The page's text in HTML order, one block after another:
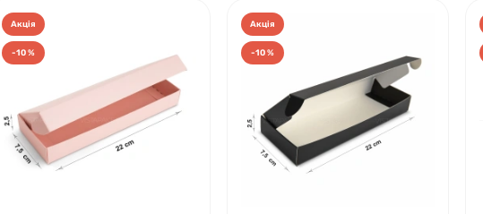
Акція
-10 %
Акція
-10 %